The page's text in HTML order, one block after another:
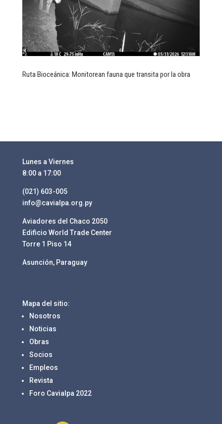
Ruta Bioceánica: Monitorean fauna que transita por la obra
Lunes a Viernes
8:00 a 17:00
(021) 603-005
info@cavialpa.org.py
Aviadores del Chaco 2050
Edificio World Trade Center
Torre 1 Piso 14
Asunción, Paraguay
Mapa del sitio:
Nosotros
Noticias
Obras
Socios
Empleos
Revista
Foro Cavialpa 2022